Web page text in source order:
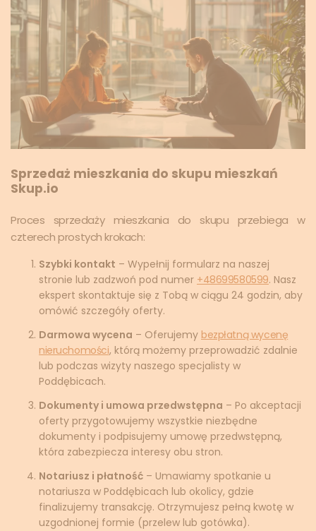
Sprzedaż mieszkania do skupu mieszkań
Skup.io
Proces sprzedaży mieszkania do skupu przebiega w
czterech prostych krokach:
Szybki kontakt – Wypełnij formularz na naszej
stronie lub zadzwoń pod numer +48699580599. Nasz
ekspert skontaktuje się z Tobą w ciągu 24 godzin, aby
omówić szczegóły oferty.
Darmowa wycena – Oferujemy bezpłatną wycenę
nieruchomości, którą możemy przeprowadzić zdalnie
lub podczas wizyty naszego specjalisty w
Poddębicach.
Dokumenty i umowa przedwstępna – Po akceptacji
oferty przygotowujemy wszystkie niezbędne
dokumenty i podpisujemy umowę przedwstępną,
która zabezpiecza interesy obu stron.
Notariusz i płatność – Umawiamy spotkanie u
notariusza w Poddębicach lub okolicy, gdzie
finalizujemy transakcję. Otrzymujesz pełną kwotę w
uzgodnionej formie (przelew lub gotówka).